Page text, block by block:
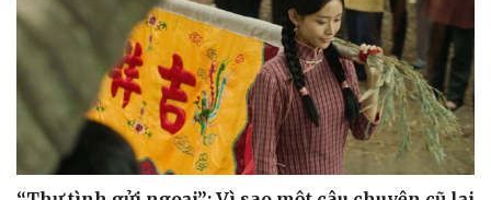
Văn hóa
Sân khấu - Điện ảnh
Giải trí
Nghệ sĩ